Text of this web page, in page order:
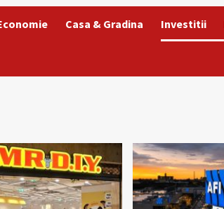
Casa & Gradina Investitii